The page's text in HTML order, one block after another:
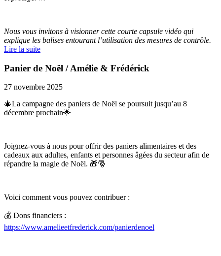
Nous vous invitons à visionner cette courte capsule vidéo qui
explique les balises entourant l’utilisation des mesures de contrôle.
Lire la suite
Panier de Noël / Amélie & Frédérick
27 novembre 2025
🎄La campagne des paniers de Noël se poursuit jusqu’au 8
décembre prochain🌟
Joignez-vous à nous pour offrir des paniers alimentaires et des
cadeaux aux adultes, enfants et personnes âgées du secteur afin de
répandre la magie de Noël. 🎁🎅
Voici comment vous pouvez contribuer :
💰 Dons financiers :
https://www.amelieetfrederick.com/panierdenoel